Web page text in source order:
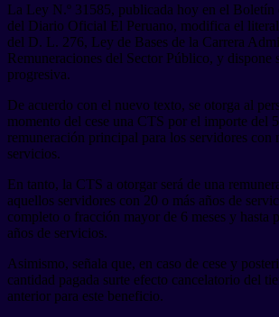
La Ley N.º 31585, publicada hoy en el Boletín
del Diario Oficial El Peruano, modifica el
del D. L. 276, Ley de Bases de la Carrera
Remuneraciones del Sector Público, y dispone
progresiva.
De acuerdo con el nuevo texto, se otorga al
momento del cese una CTS por el importe del
remuneración principal para los servidores con
servicios.
En tanto, la CTS a otorgar será de una
aquellos servidores con 20 o más años de
completo o fracción mayor de 6 meses y hasta
años de servicios.
Asimismo, señala que, en caso de cese y
cantidad pagada surte efecto cancelatorio del
anterior para este beneficio.